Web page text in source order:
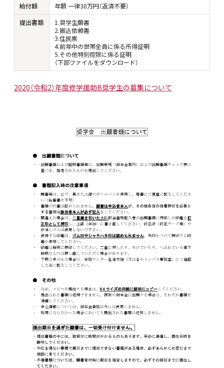
給付額
年額 一律30万円（返済不要）
提出書類
1.奨学生願書
2.振込依頼書
3.住民票
4.前年中の世帯全員に係る所得証明
5.その他特別控除に係る証明
（下部ファイルをダウンロード）
2020（令和2）年度修学援助B奨学生の募集について